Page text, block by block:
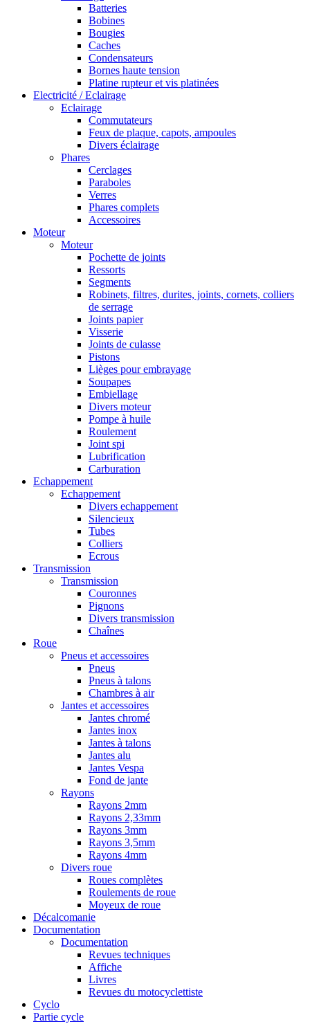
Batteries
Bobines
Bougies
Caches
Condensateurs
Bornes haute tension
Platine rupteur et vis platinées
Electricité / Eclairage
Eclairage
Commutateurs
Feux de plaque, capots, ampoules
Divers éclairage
Phares
Cerclages
Paraboles
Verres
Phares complets
Accessoires
Moteur
Moteur
Pochette de joints
Ressorts
Segments
Robinets, filtres, durites, joints, cornets, colliers
de serrage
Joints papier
Visserie
Joints de culasse
Pistons
Lièges pour embrayage
Soupapes
Embiellage
Divers moteur
Pompe à huile
Roulement
Joint spi
Lubrification
Carburation
Echappement
Echappement
Divers echappement
Silencieux
Tubes
Colliers
Ecrous
Transmission
Transmission
Couronnes
Pignons
Divers transmission
Chaînes
Roue
Pneus et accessoires
Pneus
Pneus à talons
Chambres à air
Jantes et accessoires
Jantes chromé
Jantes inox
Jantes à talons
Jantes alu
Jantes Vespa
Fond de jante
Rayons
Rayons 2mm
Rayons 2,33mm
Rayons 3mm
Rayons 3,5mm
Rayons 4mm
Divers roue
Roues complètes
Roulements de roue
Moyeux de roue
Décalcomanie
Documentation
Documentation
Revues techniques
Affiche
Livres
Revues du motocyclettiste
Cyclo
Partie cycle